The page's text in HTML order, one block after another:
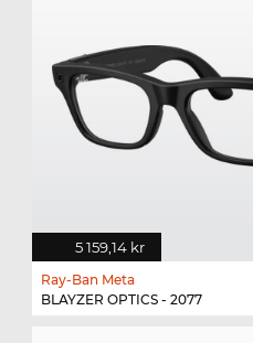
5 159,14 kr
Ray-Ban Meta
BLAYZER OPTICS - 2077